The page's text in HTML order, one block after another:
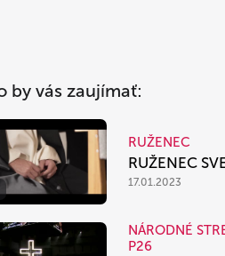
by vás zaujímať:
RUŽENEC
RUŽENEC
17.01.2023
NÁRODNÉ
P26